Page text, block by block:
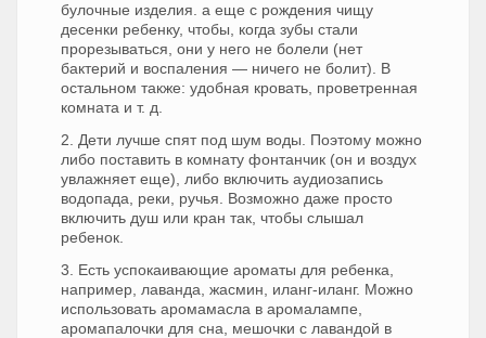
булочные изделия. а еще с рождения чищу
десенки ребенку, чтобы, когда зубы стали
прорезываться, они у него не болели (нет
бактерий и воспаления — ничего не болит). В
остальном также: удобная кровать, проветренная
комната и т. д.
2. Дети лучше спят под шум воды. Поэтому можно
либо поставить в комнату фонтанчик (он и воздух
увлажняет еще), либо включить аудиозапись
водопада, реки, ручья. Возможно даже просто
включить душ или кран так, чтобы слышал
ребенок.
3. Есть успокаивающие ароматы для ребенка,
например, лаванда, жасмин, иланг-иланг. Можно
использовать аромамасла в аромалампе,
аромапалочки для сна, мешочки с лавандой в